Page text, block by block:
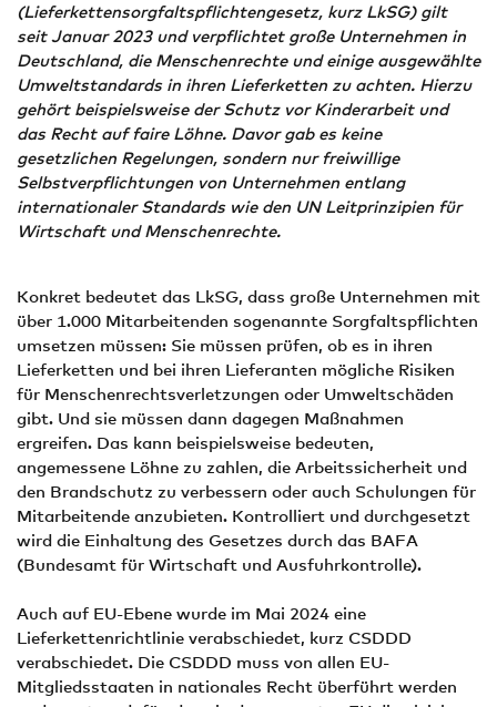
(Lieferkettensorgfaltspflichtengesetz, kurz LkSG) gilt
seit Januar 2023 und verpflichtet große Unternehmen in
Deutschland, die Menschenrechte und einige ausgewählte
Umweltstandards in ihren Lieferketten zu achten. Hierzu
gehört beispielsweise der Schutz vor Kinderarbeit und
das Recht auf faire Löhne. Davor gab es keine
gesetzlichen Regelungen, sondern nur freiwillige
Selbstverpflichtungen von Unternehmen entlang
internationaler Standards wie den UN Leitprinzipien für
Wirtschaft und Menschenrechte.
Konkret bedeutet das LkSG, dass große Unternehmen mit
über 1.000 Mitarbeitenden sogenannte Sorgfaltspflichten
umsetzen müssen: Sie müssen prüfen, ob es in ihren
Lieferketten und bei ihren Lieferanten mögliche Risiken
für Menschenrechtsverletzungen oder Umweltschäden
gibt. Und sie müssen dann dagegen Maßnahmen
ergreifen. Das kann beispielsweise bedeuten,
angemessene Löhne zu zahlen, die Arbeitssicherheit und
den Brandschutz zu verbessern oder auch Schulungen für
Mitarbeitende anzubieten. Kontrolliert und durchgesetzt
wird die Einhaltung des Gesetzes durch das BAFA
(Bundesamt für Wirtschaft und Ausfuhrkontrolle).
Auch auf EU-Ebene wurde im Mai 2024 eine
Lieferkettenrichtlinie verabschiedet, kurz CSDDD
verabschiedet. Die CSDDD muss von allen EU-
Mitgliedsstaaten in nationales Recht überführt werden